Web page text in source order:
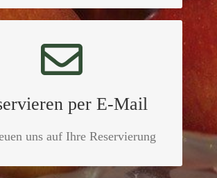
per E-Mail
uns auf Ihre Reservierung
per E-Mail